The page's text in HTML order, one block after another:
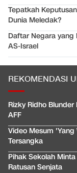
Tepatkah
Dunia Meledak?
Daftar Negara yang
AS-Israel
REKOMENDASI
Rizky Ridho
AFF
Video Mesum
Tersangka
Pihak Sekolah
Ratusan Senjata